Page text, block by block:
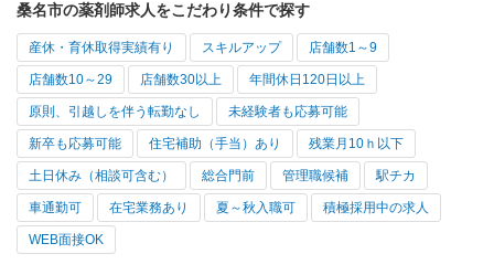
桑名市の薬剤師求人をこだわり条件で探す
産休・育休取得実績有り スキルアップ 店舗数1～9
店舗数10～29 店舗数30以上 年間休日120日以上
原則、引越しを伴う転勤なし 未経験者も応募可能
新卒も応募可能 住宅補助（手当）あり 残業月10ｈ以下
土日休み（相談可含む） 総合門前 管理職候補 駅チカ
車通勤可 在宅業務あり 夏～秋入職可 積極採用中の求人
WEB面接OK